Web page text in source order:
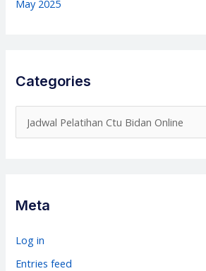
May 2025
Categories
a
r
i
Meta
Log in
Entries feed